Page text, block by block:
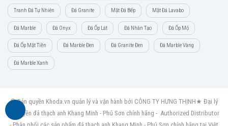
Tranh Đá Tự Nhiên Đá Granite Mặt Đá Bếp Mặt Đá Lavabo
Đá Marble Đá Onyx Đá Ốp Lát Đá Nhân Tạo Đá Ốp Mộ
Đá Ốp Mặt Tiền Đá Marble Đen Đá Granite Đen Đá Marble Vàng
Đá Marble Xanh
© Bản quyền Khoda.vn quản lý và vận hành bởi CÔNG TY HƯNG THỊNH★ Đại lý
ủy quyền đá thạch anh Khang Minh - Phú Sơn chính hãng - Authorized Distributor